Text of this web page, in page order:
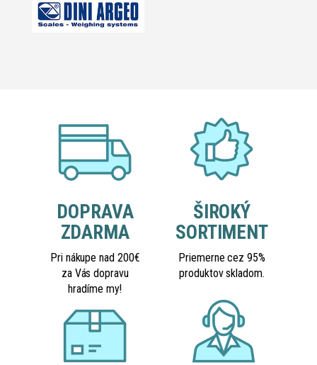
DOPRAVA
ZDARMA
Pri nákupe nad 200€
za Vás dopravu
hradíme my!
ŠIROKÝ
SORTIMENT
Priemerne cez 95%
produktov skladom.